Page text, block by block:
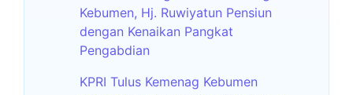
Kebumen, Hj. Ruwiyatun Pensiun
dengan Kenaikan Pangkat
Pengabdian
KPRI Tulus Kemenag Kebumen